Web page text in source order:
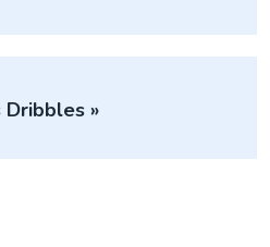
Dribbles »